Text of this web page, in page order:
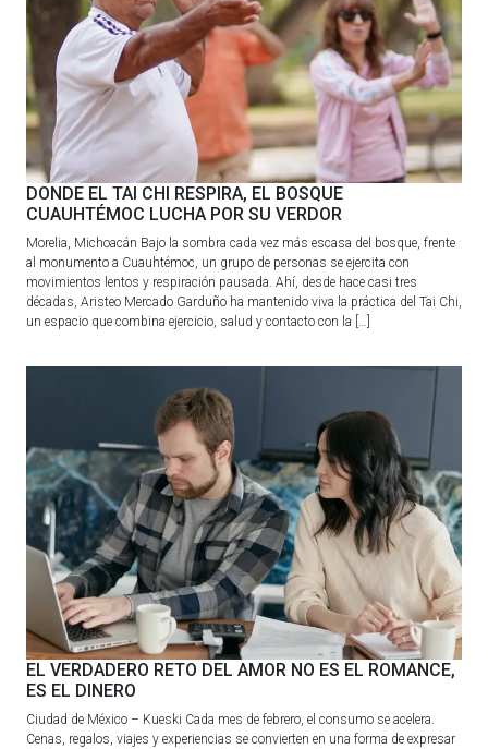
DONDE EL TAI CHI RESPIRA, EL BOSQUE
CUAUHTÉMOC LUCHA POR SU VERDOR
Morelia, Michoacán Bajo la sombra cada vez más escasa del bosque, frente
al monumento a Cuauhtémoc, un grupo de personas se ejercita con
movimientos lentos y respiración pausada. Ahí, desde hace casi tres
décadas, Aristeo Mercado Garduño ha mantenido viva la práctica del Tai Chi,
un espacio que combina ejercicio, salud y contacto con la […]
EL VERDADERO RETO DEL AMOR NO ES EL ROMANCE,
ES EL DINERO
Ciudad de México – Kueski Cada mes de febrero, el consumo se acelera.
Cenas, regalos, viajes y experiencias se convierten en una forma de expresar